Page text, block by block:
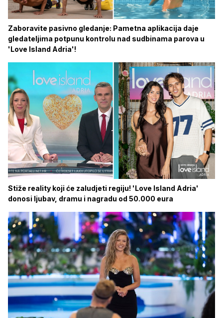
Zaboravite pasivno gledanje: Pametna aplikacija daje
gledateljima potpunu kontrolu nad sudbinama parova u
'Love Island Adria'!
Stiže reality koji će zaludjeti regiju! 'Love Island Adria'
donosi ljubav, dramu i nagradu od 50.000 eura